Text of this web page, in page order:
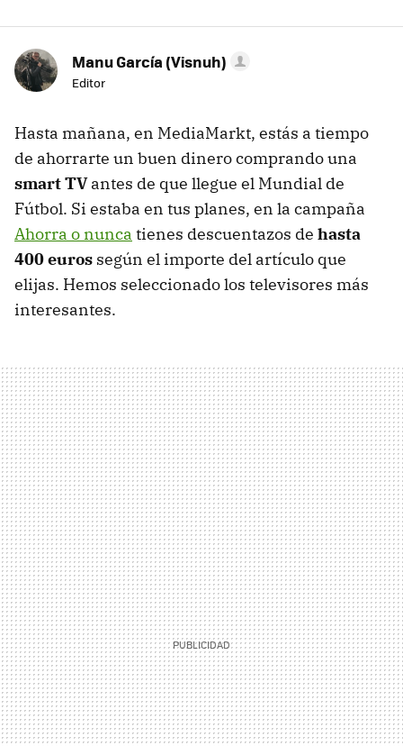
Manu García (Visnuh)
Editor
Hasta mañana, en MediaMarkt, estás a tiempo
de ahorrarte un buen dinero comprando una
smart TVantes de que llegue el Mundial de
Fútbol. Si estaba en tus planes, en la campaña
Ahorra o nunca tienes descuentazos de hasta
400 euros según el importe del artículo que
elijas. Hemos seleccionado los televisores más
interesantes.